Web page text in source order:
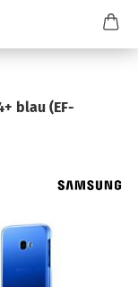
blau (EF-​